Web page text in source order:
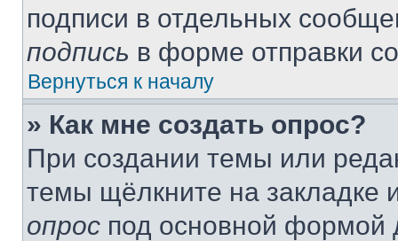
подписи в отдельных
подпись в форме отправки
Вернуться к началу
» Как мне создать опрос?
При создании темы или
темы щёлкните на
опрос под основной формой